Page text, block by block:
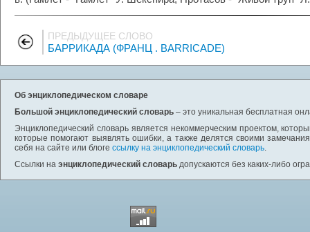
ПРЕДЫДУЩЕЕ СЛОВО
БАРРИКАДА (ФРАНЦ . BARRICADE)
Об энциклопедическом словаре
Большой энциклопедический словарь – это уникальная бесплатная
Энциклопедический словарь является некоммерческим проектом,
которые помогают выявлять ошибки, а также делятся своими
себя на сайте или блоге ссылку на энциклопедический словарь.
Ссылки на энциклопедический словарь допускаются без каких-либо